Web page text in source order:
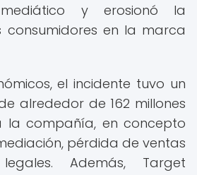
y erosionó la
consumidores en la marca
el incidente tuvo un
alrededor de 162 millones
la compañía, en concepto
pérdida de ventas
Además, Target